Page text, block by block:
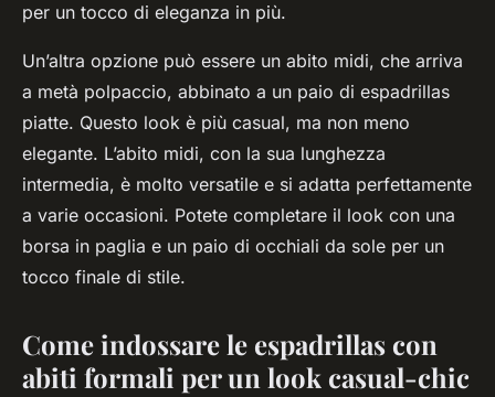
per un tocco di eleganza in più.
Un’altra opzione può essere un abito midi, che arriva
a metà polpaccio, abbinato a un paio di espadrillas
piatte. Questo look è più casual, ma non meno
elegante. L’abito midi, con la sua lunghezza
intermedia, è molto versatile e si adatta perfettamente
a varie occasioni. Potete completare il look con una
borsa in paglia e un paio di occhiali da sole per un
tocco finale di stile.
Come indossare le espadrillas con
abiti formali per un look casual-chic